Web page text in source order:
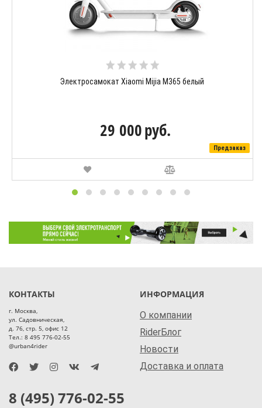
Электросамокат Xiaomi Mijia M365 белый
29 000руб.
Предзаказ
КОНТАКТЫ
г. Москва,
ул. Садовническая,
д. 76, стр. 5, офис 12
Тел.: 8 495 776-02-55
@urban4rider
ИНФОРМАЦИЯ
О компании
RiderБлог
Новости
Доставка и оплата
8 (495) 776-02-55